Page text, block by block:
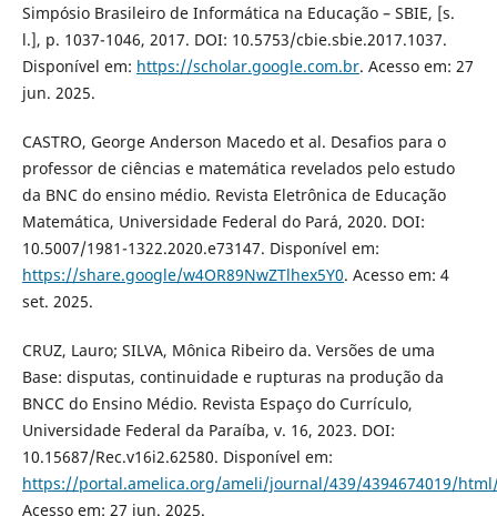
Simpósio Brasileiro de Informática na Educação – SBIE, [s.
l.], p. 1037-1046, 2017. DOI: 10.5753/cbie.sbie.2017.1037.
Disponível em: https://scholar.google.com.br. Acesso em: 27
jun. 2025.
CASTRO, George Anderson Macedo et al. Desafios para o
professor de ciências e matemática revelados pelo estudo
da BNC do ensino médio. Revista Eletrônica de Educação
Matemática, Universidade Federal do Pará, 2020. DOI:
10.5007/1981-1322.2020.e73147. Disponível em:
https://share.google/w4OR89NwZTlhex5Y0. Acesso em: 4
set. 2025.
CRUZ, Lauro; SILVA, Mônica Ribeiro da. Versões de uma
Base: disputas, continuidade e rupturas na produção da
BNCC do Ensino Médio. Revista Espaço do Currículo,
Universidade Federal da Paraíba, v. 16, 2023. DOI:
10.15687/Rec.v16i2.62580. Disponível em:
https://portal.amelica.org/ameli/journal/439/4394674019/
Acesso em: 27 jun. 2025.